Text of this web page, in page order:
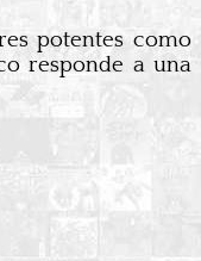
potentes como
responde a una